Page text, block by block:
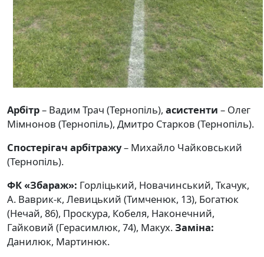
Арбітр– Вадим Трач (Тернопіль), асистенти – Олег
Мімнонов (Тернопіль), Дмитро Старков (Тернопіль).
Спостерігач арбітражу– Михайло Чайковський
(Тернопіль).
ФК «Збараж»: Горліцький, Новачинський, Ткачук,
А. Ваврик-к, Левицький (Тимченюк, 13), Богатюк
(Нечай, 86), Проскура, Кобеля, Наконечний,
Гайковий (Герасимлюк, 74), Макух.Заміна:
Данилюк, Мартинюк.